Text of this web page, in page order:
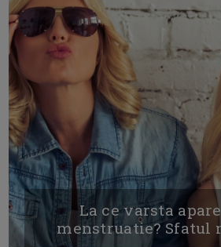
La ce varsta
menstruatie? Sfatul